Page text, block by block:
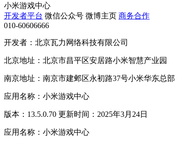
小米游戏中心
开发者平台 微信公众号 微博主页 商务合作
010-60606666
开发者：北京瓦力网络科技有限公司
北京地址：北京市昌平区安居路小米智慧产业园
南京地址：南京市建邺区永初路37号小米华东总部
应用名称：小米游戏中心
版本：13.5.0.70 更新时间：2025年3月24日
应用名称：小米游戏中心